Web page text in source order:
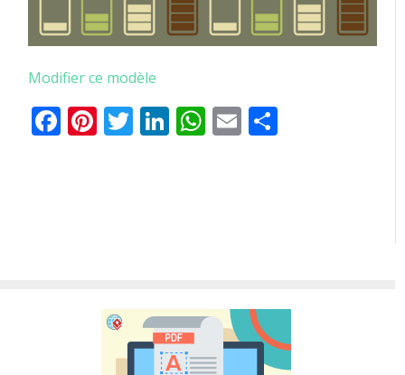
Modifier ce modèle
Facebook
Pinterest
Twitter
LinkedIn
WhatsApp
Email